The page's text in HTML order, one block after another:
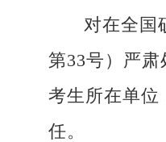
对在全国
第33号）严
考生所在单位
任。